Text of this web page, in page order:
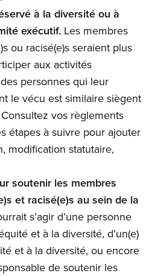
à la diversité ou à
exécutif. Les membres
ou racisé(e)s seraient plus
aux activités
personnes qui leur
le vécu est similaire siègent
vos règlements
étapes à suivre pour ajouter
modification statutaire,
soutenir les membres
et racisé(e)s au sein de la
s’agir d’une personne
et à la diversité, d’un(e)
et à la diversité, ou encore
de soutenir les